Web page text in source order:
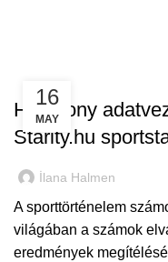
16
MAY
Hatékony
Starity.hu
İlana Halmen
A sporttörténelem
világában a számok
eredmények